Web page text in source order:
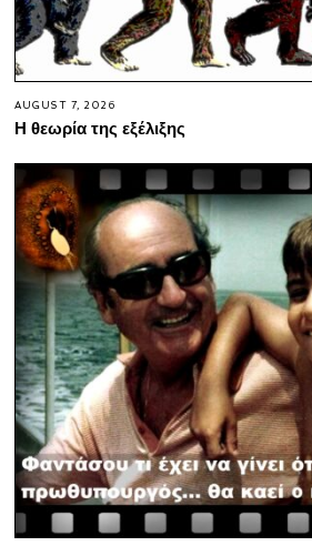
AUGUST 7, 2026
Η θεωρία της εξέλιξης